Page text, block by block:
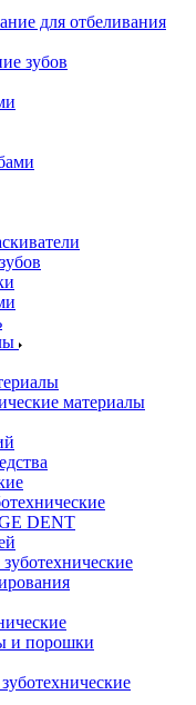
для отбеливания
зубов
материалы
DENT
и порошки